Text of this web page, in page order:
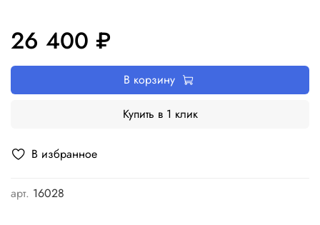
В избранное
арт. 16028
26 400 ₽
В корзину
Купить в 1 клик